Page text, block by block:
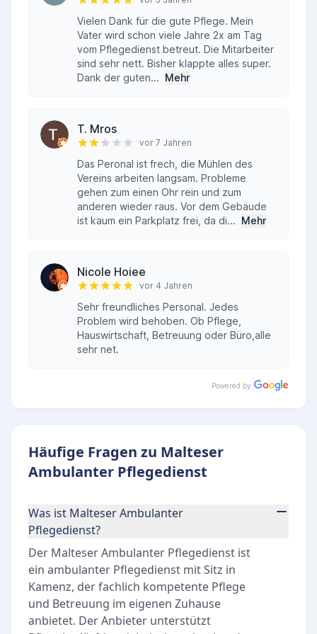
Vielen Dank für die gute Pflege. Mein
Vater wird schon viele Jahre 2x am Tag
vom Pflegedienst betreut. Die Mitarbeiter
sind sehr nett. Bisher klappte alles super.
Dank der guten... Mehr
T. Mros
vor 7 Jahren
Das Peronal ist frech, die Mühlen des
Vereins arbeiten langsam. Probleme
gehen zum einen Ohr rein und zum
anderen wieder raus. Vor dem Gebäude
ist kaum ein Parkplatz frei, da di... Mehr
Nicole Hoiee
vor 4 Jahren
Sehr freundliches Personal. Jedes
Problem wird behoben. Ob Pflege,
Hauswirtschaft, Betreuung oder Büro,alle
sehr net.
Powered by
Häufige Fragen zu Malteser
Ambulanter Pflegedienst
Was ist Malteser Ambulanter
Pflegedienst?
Der Malteser Ambulanter Pflegedienst ist
ein ambulanter Pflegedienst mit Sitz in
Kamenz, der fachlich kompetente Pflege
und Betreuung im eigenen Zuhause
anbietet. Der Anbieter unterstützt